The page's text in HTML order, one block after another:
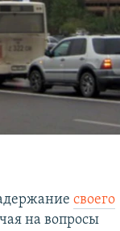
своего
на вопросы